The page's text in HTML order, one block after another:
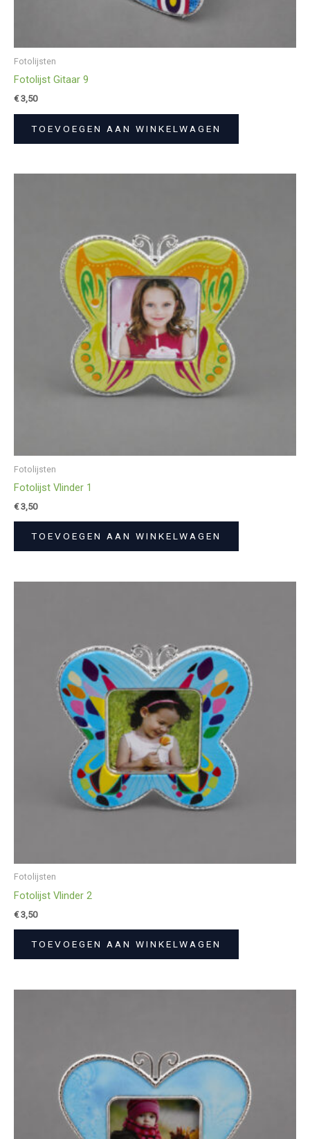
Fotolijsten
Fotolijst Gitaar 9
€3,50
TOEVOEGEN AAN WINKELWAGEN
Fotolijsten
Fotolijst Vlinder 1
€3,50
TOEVOEGEN AAN WINKELWAGEN
Fotolijsten
Fotolijst Vlinder 2
€3,50
TOEVOEGEN AAN WINKELWAGEN